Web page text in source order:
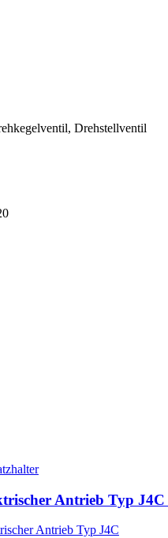
Drehstellventil
Antrieb Typ J4C
Antrieb Typ J4C